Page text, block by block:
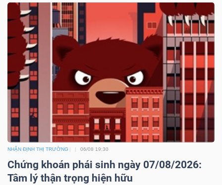
NHẬN ĐỊNH THỊ TRƯỜNG 06/08 19:30
Chứng khoán phái sinh ngày 07/08/2026:
Tâm lý thận trọng hiện hữu